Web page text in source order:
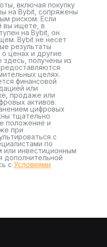
включая покупку
на Bybit, сопряжены
риском. Если
вы ищете, в
на Bybit, он
Bybit не несет
результаты
ценах и другие
получены из
целях.
финансовой
или
продаже или
активов.
цифровых
тщательно
положение и
при
с
по
инвестиционным
дополнительной
с Условиями